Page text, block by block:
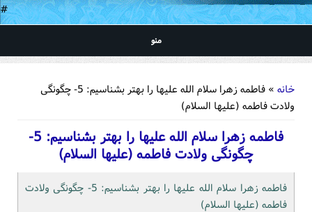
#
منو
خانه
» فاطمه زهرا سلام الله علیها را بهتر بشناسیم: 5- چگونگی
ولادت فاطمه (علیها السلام)
فاطمه زهرا سلام الله علیها را بهتر بشناسیم: 5-
چگونگی ولادت فاطمه (علیها السلام)
فاطمه زهرا سلام الله علیها را بهتر بشناسیم: 5- چگونگی ولادت
فاطمه (علیها السلام)